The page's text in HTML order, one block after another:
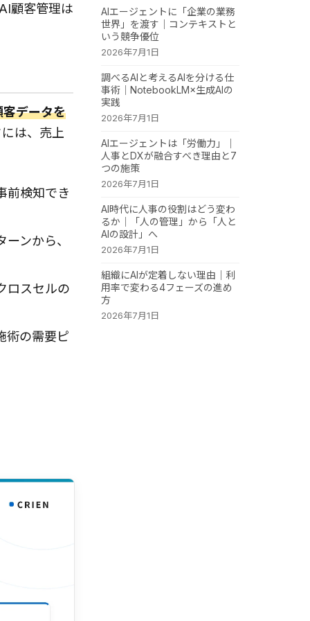
顧客管理は
データを
は、売上
前検知でき
ンから、
ロスセルの
術の需要ピ
AIエージェントに「企業の業務
世界」を渡す｜コンテキストと
いう競争優位
2026年7月1日
調べるAIと考えるAIを分ける仕
事術｜NotebookLM×生成AIの
実践
2026年7月1日
AIエージェントは「労働力」｜
人事とDXが融合すべき理由と7
つの施策
2026年7月1日
AI時代に人事の役割はどう変わ
るか｜「人の管理」から「人と
AIの設計」へ
2026年7月1日
組織にAIが定着しない理由｜利
用率で変わる4フェーズの進め
方
2026年7月1日